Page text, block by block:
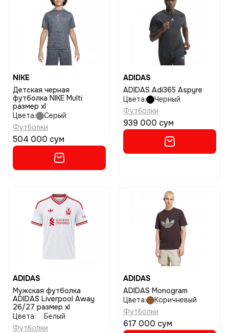
NIKE
Детская черная
футболка NIKE Multi
размер xl
Цвета:
Серый
Футболки
504 000 сум
ADIDAS
ADIDAS Adi365 Aspyre
Цвета:
Черный
Футболки
939 000 сум
ADIDAS
Мужская футболка
ADIDAS Liverpool Away
26/27 размер xl
Цвета:
Белый
Футболки
ADIDAS
ADIDAS Monogram
Цвета:
Коричневый
Футболки
617 000 сум